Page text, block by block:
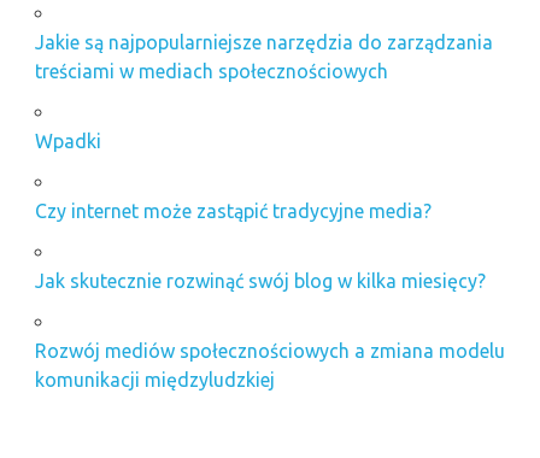
Jakie są najpopularniejsze narzędzia do zarządzania
treściami w mediach społecznościowych
Wpadki
Czy internet może zastąpić tradycyjne media?
Jak skutecznie rozwinąć swój blog w kilka miesięcy?
Rozwój mediów społecznościowych a zmiana modelu
komunikacji międzyludzkiej